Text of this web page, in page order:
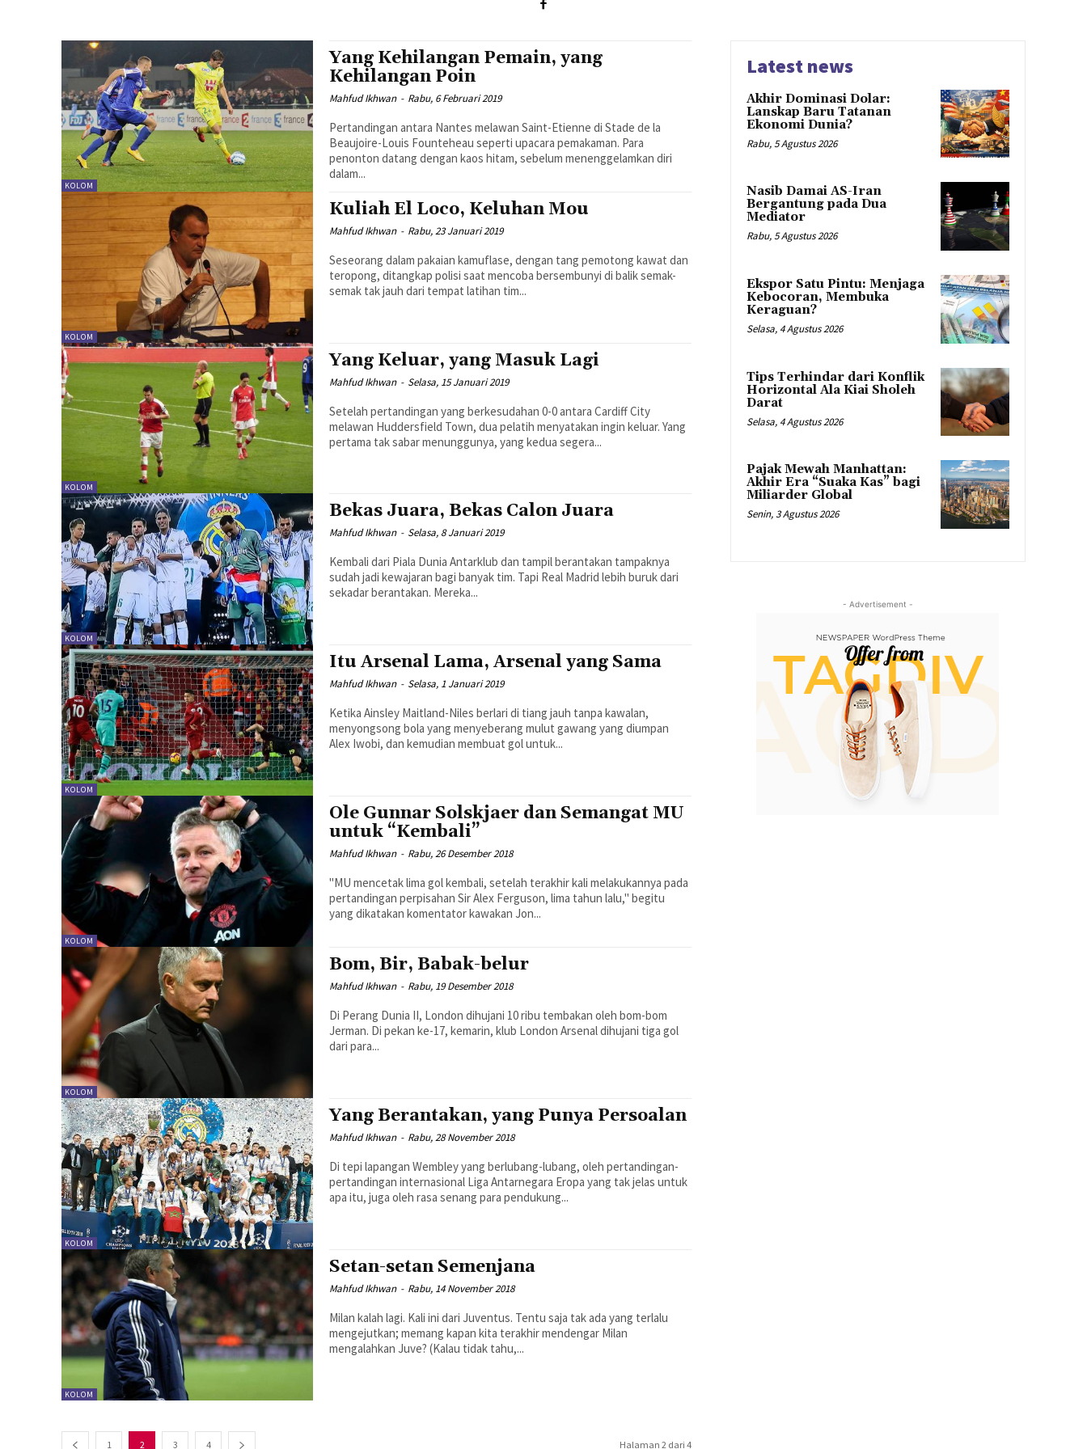
KOLOM
Yang Kehilangan Pemain, yang
Kehilangan Poin
Mahfud Ikhwan - Rabu, 6 Februari 2019
Pertandingan antara Nantes melawan Saint-Etienne di Stade de la
Beaujoire-Louis Founteheau seperti upacara pemakaman. Para
penonton datang dengan kaos hitam, sebelum menenggelamkan diri
dalam...
KOLOM
Kuliah El Loco, Keluhan Mou
Mahfud Ikhwan - Rabu, 23 Januari 2019
Seseorang dalam pakaian kamuflase, dengan tang pemotong kawat dan
teropong, ditangkap polisi saat mencoba bersembunyi di balik semak-
semak tak jauh dari tempat latihan tim...
KOLOM
Yang Keluar, yang Masuk Lagi
Mahfud Ikhwan - Selasa, 15 Januari 2019
Setelah pertandingan yang berkesudahan 0-0 antara Cardiff City
melawan Huddersfield Town, dua pelatih menyatakan ingin keluar. Yang
pertama tak sabar menunggunya, yang kedua segera...
KOLOM
Bekas Juara, Bekas Calon Juara
Mahfud Ikhwan - Selasa, 8 Januari 2019
Kembali dari Piala Dunia Antarklub dan tampil berantakan tampaknya
sudah jadi kewajaran bagi banyak tim. Tapi Real Madrid lebih buruk dari
sekadar berantakan. Mereka...
KOLOM
Itu Arsenal Lama, Arsenal yang Sama
Mahfud Ikhwan - Selasa, 1 Januari 2019
Ketika Ainsley Maitland-Niles berlari di tiang jauh tanpa kawalan,
menyongsong bola yang menyeberang mulut gawang yang diumpan
Alex Iwobi, dan kemudian membuat gol untuk...
KOLOM
Ole Gunnar Solskjaer dan Semangat MU
untuk “Kembali”
Mahfud Ikhwan - Rabu, 26 Desember 2018
"MU mencetak lima gol kembali, setelah terakhir kali melakukannya pada
pertandingan perpisahan Sir Alex Ferguson, lima tahun lalu," begitu
yang dikatakan komentator kawakan Jon...
KOLOM
Bom, Bir, Babak-belur
Mahfud Ikhwan - Rabu, 19 Desember 2018
Di Perang Dunia II, London dihujani 10 ribu tembakan oleh bom-bom
Jerman. Di pekan ke-17, kemarin, klub London Arsenal dihujani tiga gol
dari para...
KOLOM
Yang Berantakan, yang Punya Persoalan
Mahfud Ikhwan - Rabu, 28 November 2018
Di tepi lapangan Wembley yang berlubang-lubang, oleh pertandingan-
pertandingan internasional Liga Antarnegara Eropa yang tak jelas untuk
apa itu, juga oleh rasa senang para pendukung...
KOLOM
Setan-setan Semenjana
Mahfud Ikhwan - Rabu, 14 November 2018
Milan kalah lagi. Kali ini dari Juventus. Tentu saja tak ada yang terlalu
mengejutkan; memang kapan kita terakhir mendengar Milan
mengalahkan Juve? (Kalau tidak tahu,...
1 2 3 4 Halaman 2 dari 4
Latest news
Akhir Dominasi Dolar:
Lanskap Baru Tatanan
Ekonomi Dunia?
Rabu, 5 Agustus 2026
Nasib Damai AS-Iran
Bergantung pada Dua
Mediator
Rabu, 5 Agustus 2026
Ekspor Satu Pintu: Menjaga
Kebocoran, Membuka
Keraguan?
Selasa, 4 Agustus 2026
Tips Terhindar dari Konflik
Horizontal Ala Kiai Sholeh
Darat
Selasa, 4 Agustus 2026
Pajak Mewah Manhattan:
Akhir Era “Suaka Kas” bagi
Miliarder Global
Senin, 3 Agustus 2026
- Advertisement -